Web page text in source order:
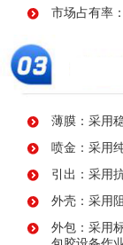
市场占有率
薄膜：采用
喷金：采用
引出：采用
外壳：采用
外包：采用